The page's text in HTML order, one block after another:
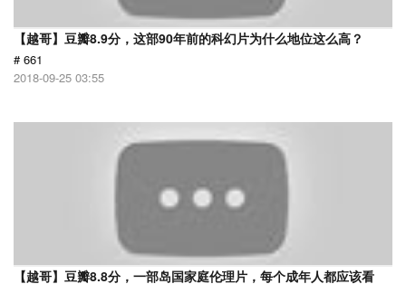
【越哥】豆瓣8.9分，这部90年前的科幻片为什么地位这么高？
# 661
2018-09-25 03:55
【越哥】豆瓣8.8分，一部岛国家庭伦理片，每个成年人都应该看